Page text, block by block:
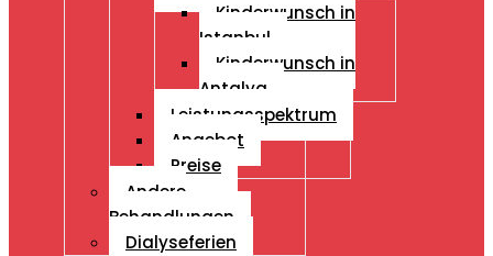
Kinderwunsch in
Istanbul
Kinderwunsch in
Antalya
Leistungsspektrum
Angebot
Preise
Andere
Behandlungen
Dialyseferien